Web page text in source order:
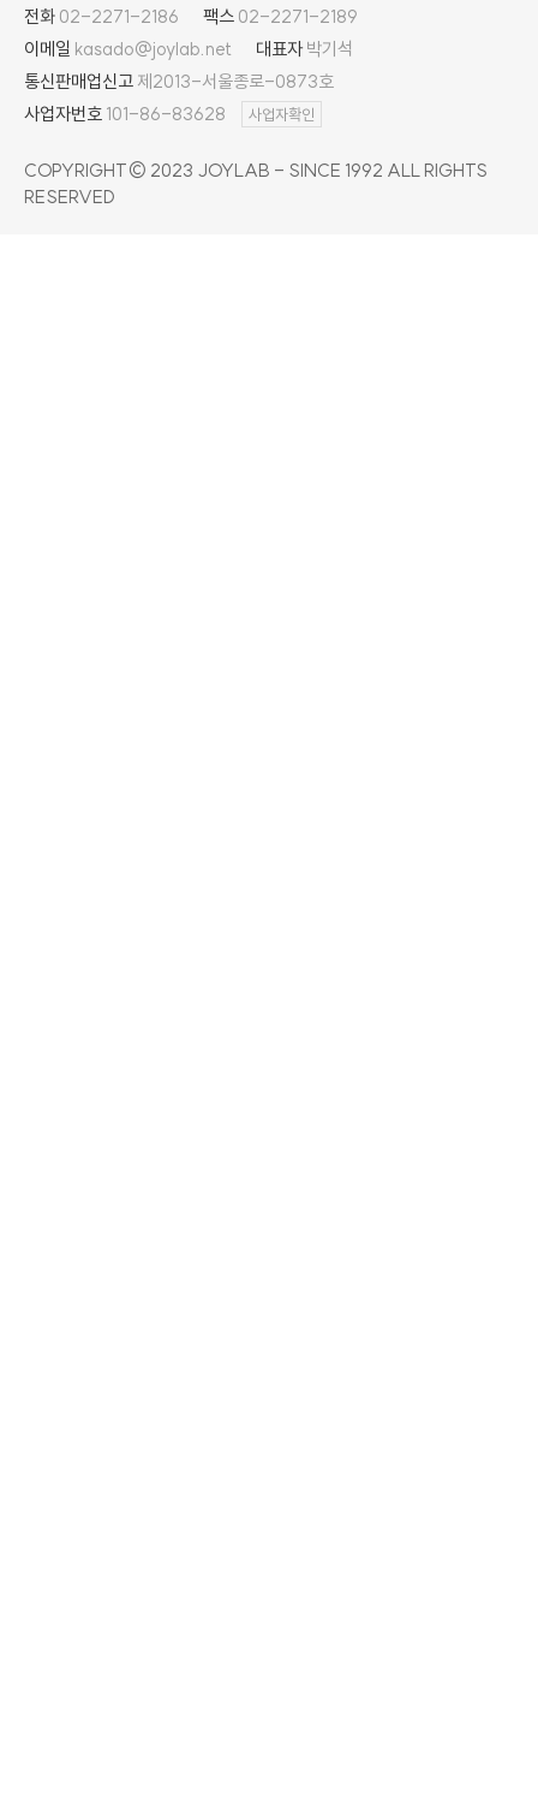
전화 02-2271-2186 팩스 02-2271-2189
이메일 kasado@joylab.net 대표자 박기석
통신판매업신고 제2013-서울종로-0873호
사업자번호 101-86-83628 사업자확인
COPYRIGHT© 2023 JOYLAB - SINCE 1992 ALL RIGHTS
RESERVED